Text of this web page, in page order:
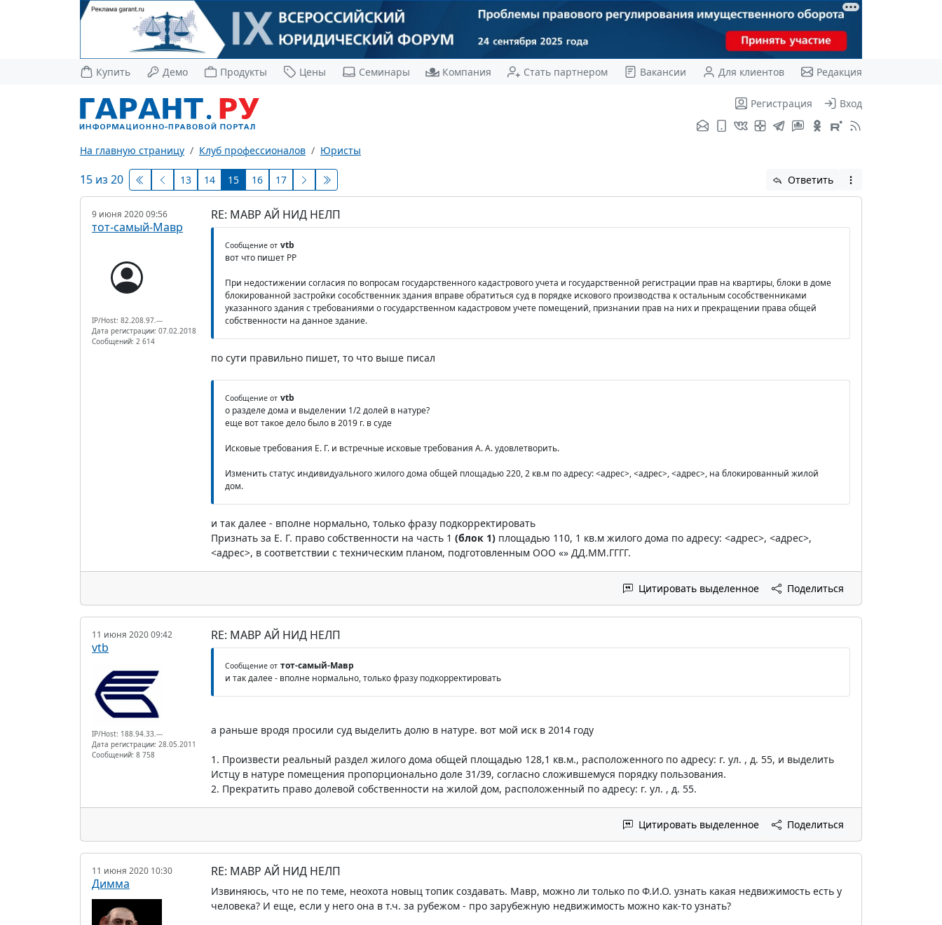
Купить Демо Продукты Цены Семинары Компания Стать партнером Вакансии Для клиентов Редакция
Регистрация Вход
На главную страницу Клуб профессионалов Юристы
15 из 20 13 14 15 16 17 Ответить
9 июня 2020 09:56
тот-самый-Мавр
IP/Host: 82.208.97.---
Дата регистрации: 07.02.2018
Сообщений: 2 614
RE: МАВР АЙ НИД НЕЛП
Сообщение от vtb
вот что пишет РР
При недостижении согласия по вопросам государственного кадастрового учета и государственной регистрации прав на квартиры, блоки в доме
блокированной застройки сособственник здания вправе обратиться суд в порядке искового производства к остальным сособственниками
указанного здания с требованиями о государственном кадастровом учете помещений, признании прав на них и прекращении права общей
собственности на данное здание.
по сути правильно пишет, то что выше писал
Сообщение от vtb
о разделе дома и выделении 1/2 долей в натуре?
еще вот такое дело было в 2019 г. в суде
Исковые требования Е. Г. и встречные исковые требования А. А. удовлетворить.
Изменить статус индивидуального жилого дома общей площадью 220, 2 кв.м по адресу: <адрес>, <адрес>, <адрес>, на блокированный жилой
дом.
и так далее - вполне нормально, только фразу подкорректировать
Признать за Е. Г. право собственности на часть 1 (блок 1)площадью 110, 1 кв.м жилого дома по адресу: <адрес>, <адрес>,
<адрес>, в соответствии с техническим планом, подготовленным ООО «» ДД.ММ.ГГГГ.
Цитировать выделенное Поделиться
11 июня 2020 09:42
vtb
IP/Host: 188.94.33.---
Дата регистрации: 28.05.2011
Сообщений: 8 758
RE: МАВР АЙ НИД НЕЛП
Сообщение от тот-самый-Мавр
и так далее - вполне нормально, только фразу подкорректировать
а раньше вродя просили суд выделить долю в натуре. вот мой иск в 2014 году
1. Произвести реальный раздел жилого дома общей площадью 128,1 кв.м., расположенного по адресу: г. ул. , д. 55, и выделить
Истцу в натуре помещения пропорционально доле 31/39, согласно сложившемуся порядку пользования.
2. Прекратить право долевой собственности на жилой дом, расположенный по адресу: г. ул. , д. 55.
Цитировать выделенное Поделиться
11 июня 2020 10:30
Димма
RE: МАВР АЙ НИД НЕЛП
Извиняюсь, что не по теме, неохота новыц топик создавать. Мавр, можно ли только по Ф.И.О. узнать какая недвижимость есть у
человека? И еще, если у него она в т.ч. за рубежом - про зарубежную недвижимость можно как-то узнать?